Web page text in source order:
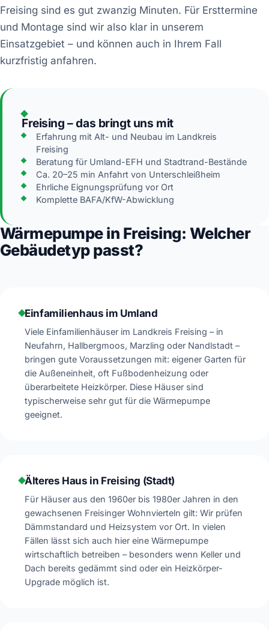
Freising sind es gut zwanzig Minuten. Für Ersttermine
und Montage sind wir also klar in unserem
Einsatzgebiet – und können auch in Ihrem Fall
kurzfristig anfahren.
Freising – das bringt uns mit
Erfahrung mit Alt- und Neubau im Landkreis
Freising
Beratung für Umland-EFH und Stadtrand-Bestände
Ca. 20–25 min Anfahrt von Unterschleißheim
Ehrliche Eignungsprüfung vor Ort
Komplette BAFA/KfW-Abwicklung
Wärmepumpe in Freising: Welcher
Gebäudetyp passt?
Einfamilienhaus im Umland
Viele Einfamilienhäuser im Landkreis Freising – in
Neufahrn, Hallbergmoos, Marzling oder Nandlstadt –
bringen gute Voraussetzungen mit: eigener Garten für
die Außeneinheit, oft Fußbodenheizung oder
überarbeitete Heizkörper. Diese Häuser sind
typischerweise sehr gut für die Wärmepumpe
geeignet.
Älteres Haus in Freising (Stadt)
Für Häuser aus den 1960er bis 1980er Jahren in den
gewachsenen Freisinger Wohnvierteln gilt: Wir prüfen
Dämmstandard und Heizsystem vor Ort. In vielen
Fällen lässt sich auch hier eine Wärmepumpe
wirtschaftlich betreiben – besonders wenn Keller und
Dach bereits gedämmt sind oder ein Heizkörper-
Upgrade möglich ist.